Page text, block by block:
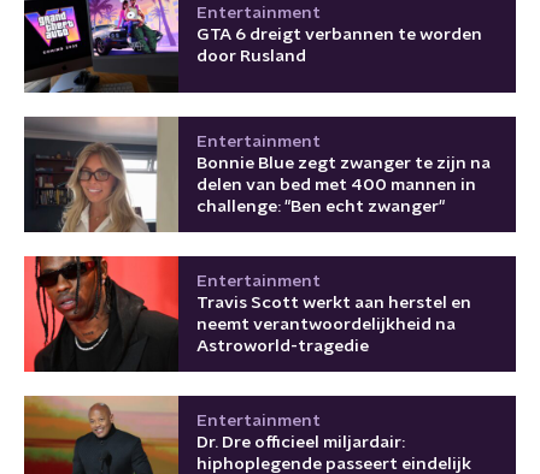
Entertainment
GTA 6 dreigt verbannen te worden
door Rusland
Entertainment
Bonnie Blue zegt zwanger te zijn na
delen van bed met 400 mannen in
challenge: "Ben echt zwanger"
Entertainment
Travis Scott werkt aan herstel en
neemt verantwoordelijkheid na
Astroworld-tragedie
Entertainment
Dr. Dre officieel miljardair:
hiphoplegende passeert eindelijk